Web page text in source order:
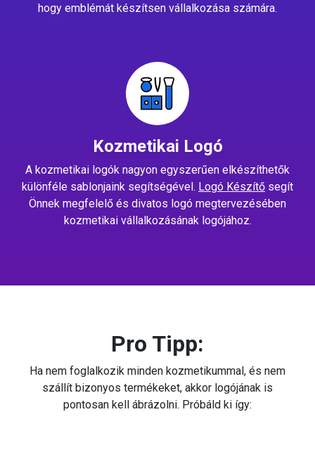
hogy emblémát készítsen vállalkozása számára.
Kozmetikai Logó
A kozmetikai logók nagyon egyszerűen elkészíthetők
különféle sablonjaink segítségével. Logó Készítő segít
Önnek megfelelő és divatos logó megtervezésében
kozmetikai vállalkozásának logójához.
Pro Tipp:
Ha nem foglalkozik minden kozmetikummal, és nem
szállít bizonyos termékeket, akkor logójának is
pontosan kell ábrázolni. Próbáld ki így: